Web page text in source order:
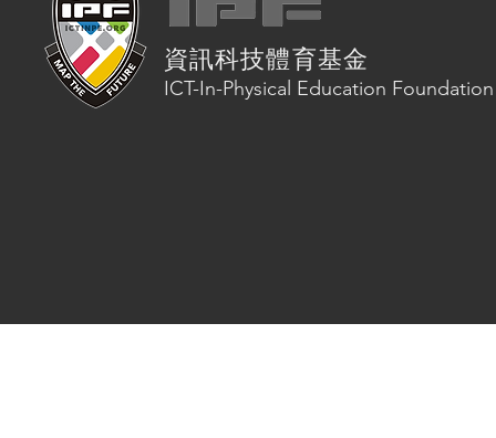
資訊科技體育基金
ICT-In-Physical Education Foundation